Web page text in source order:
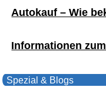
Autokauf – Wie
Informationen
Spezial & Blogs